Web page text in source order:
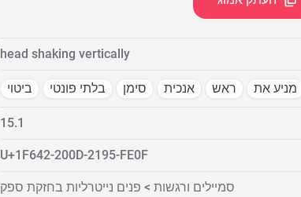
head shaking vertically
מניע את ראש אנכית סימן בלתי פונטי ביטוי
15.1
U+1F642-200D-2195-FE0F
סמיילים ורגשות > פנים נייטרליות בחזקת ספק